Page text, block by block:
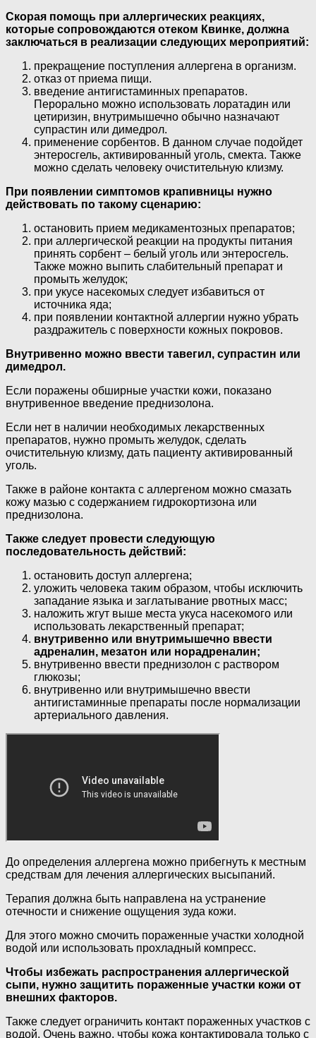
Скорая помощь при аллергических реакциях,
которые сопровождаются отеком Квинке, должна
заключаться в реализации следующих мероприятий:
прекращение поступления аллергена в организм.
отказ от приема пищи.
введение антигистаминных препаратов.
Перорально можно использовать лоратадин или
цетиризин, внутримышечно обычно назначают
супрастин или димедрол.
применение сорбентов. В данном случае подойдет
энтеросгель, активированный уголь, смекта. Также
можно сделать человеку очистительную клизму.
При появлении симптомов крапивницы нужно
действовать по такому сценарию:
остановить прием медикаментозных препаратов;
при аллергической реакции на продукты питания
принять сорбент – белый уголь или энтеросгель.
Также можно выпить слабительный препарат и
промыть желудок;
при укусе насекомых следует избавиться от
источника яда;
при появлении контактной аллергии нужно убрать
раздражитель с поверхности кожных покровов.
Внутривенно можно ввести тавегил, супрастин или
димедрол.
Если поражены обширные участки кожи, показано
внутривенное введение преднизолона.
Если нет в наличии необходимых лекарственных
препаратов, нужно промыть желудок, сделать
очистительную клизму, дать пациенту активированный
уголь.
Также в районе контакта с аллергеном можно смазать
кожу мазью с содержанием гидрокортизона или
преднизолона.
Также следует провести следующую
последовательность действий:
остановить доступ аллергена;
уложить человека таким образом, чтобы исключить
западание языка и заглатывание рвотных масс;
наложить жгут выше места укуса насекомого или
использовать лекарственный препарат;
внутривенно или внутримышечно ввести
адреналин, мезатон или норадреналин;
внутривенно ввести преднизолон с раствором
глюкозы;
внутривенно или внутримышечно ввести
антигистаминные препараты после нормализации
артериального давления.
До определения аллергена можно прибегнуть к местным
средствам для лечения аллергических высыпаний.
Терапия должна быть направлена на устранение
отечности и снижение ощущения зуда кожи.
Для этого можно смочить пораженные участки холодной
водой или использовать прохладный компресс.
Чтобы избежать распространения аллергической
сыпи, нужно защитить пораженные участки кожи от
внешних факторов.
Также следует ограничить контакт пораженных участков с
водой. Очень важно, чтобы кожа контактировала только с